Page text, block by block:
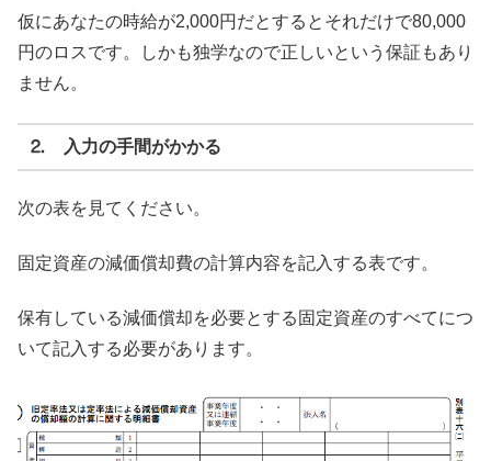
仮にあなたの時給が2,000円だとするとそれだけで80,000
円のロスです。しかも独学なので正しいという保証もあり
ません。
⒉ 入力の手間がかかる
次の表を見てください。
固定資産の減価償却費の計算内容を記入する表です。
保有している減価償却を必要とする固定資産のすべてにつ
いて記入する必要があります。